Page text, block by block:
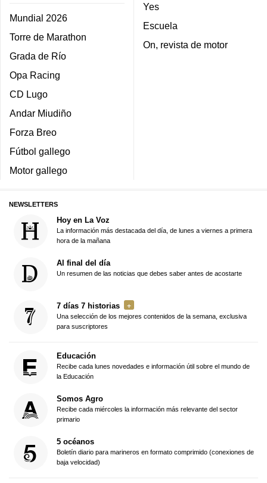
Mundial 2026
Torre de Marathon
Grada de Río
Opa Racing
CD Lugo
Andar Miudiño
Forza Breo
Fútbol gallego
Motor gallego
Yes
Escuela
On, revista de motor
NEWSLETTERS
Hoy en La Voz
La información más destacada del día, de lunes a viernes a primera
hora de la mañana
Al final del día
Un resumen de las noticias que debes saber antes de acostarte
7 días 7 historias
Una selección de los mejores contenidos de la semana, exclusiva
para suscriptores
Educación
Recibe cada lunes novedades e información útil sobre el mundo de
la Educación
Somos Agro
Recibe cada miércoles la información más relevante del sector
primario
5 océanos
Boletín diario para marineros en formato comprimido (conexiones de
baja velocidad)